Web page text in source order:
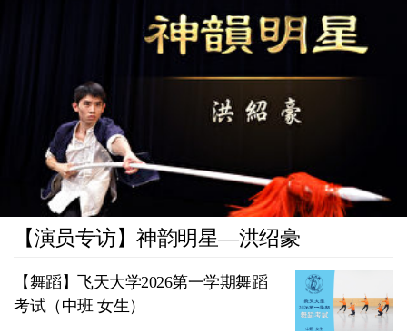
【演员专访】神韵明星—洪绍豪
【舞蹈】飞天大学2026第一学期舞蹈
考试（中班 女生）